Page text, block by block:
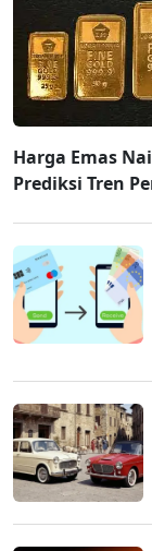
Harga Emas
Prediksi Tren